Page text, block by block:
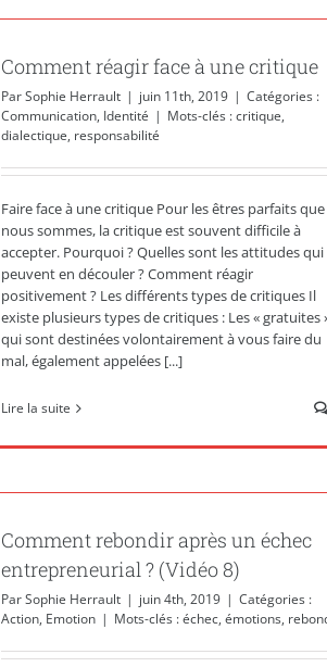
Comment réagir face à une critique
ParSophie Herrault | juin 11th, 2019 | Catégories :
Communication, Identité | Mots-clés :critique,
dialectique, responsabilité
Faire face à une critique Pour les êtres parfaits que
nous sommes, la critique est souvent difficile à
accepter. Pourquoi ? Quelles sont les attitudes qui
peuvent en découler ? Comment réagir
positivement ? Les différents types de critiques Il
existe plusieurs types de critiques : Les « gratuites
qui sont destinées volontairement à vous faire du
mal, également appelées [...]
Lire la suite
Comment rebondir après un échec
entrepreneurial ? (Vidéo 8)
ParSophie Herrault | juin 4th, 2019 | Catégories :
Action, Emotion | Mots-clés :échec, émotions,